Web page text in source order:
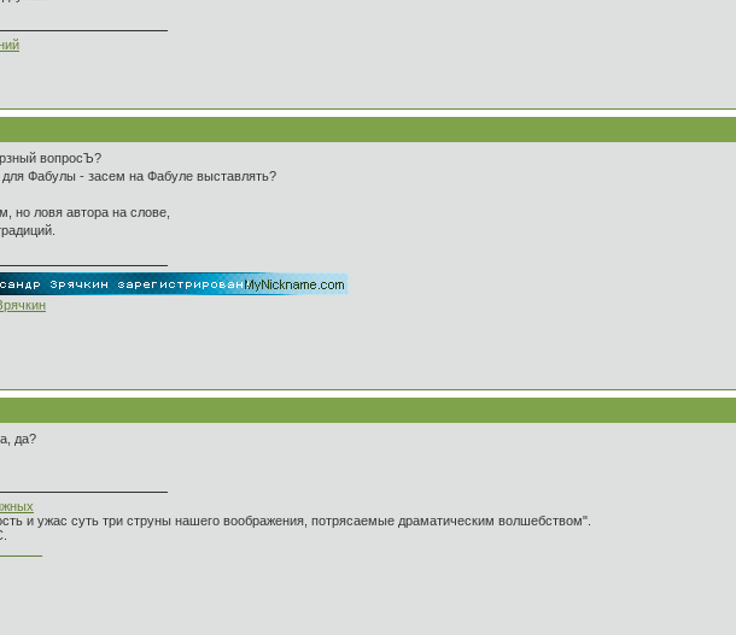
вопросЪ?
для Фабулы - засем на Фабуле выставлять?
но ловя автора на слове,
да?
и ужас суть три струны нашего воображения, потрясаемые драматическим волшебством".